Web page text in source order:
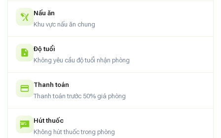
Nấu ăn
Khu vực nấu ăn chung
Độ tuổi
Không yêu cầu độ tuổi nhận phòng
Thanh toán
Thanh toán trước 50% giá phòng
Hút thuốc
Không hút thuốc trong phòng